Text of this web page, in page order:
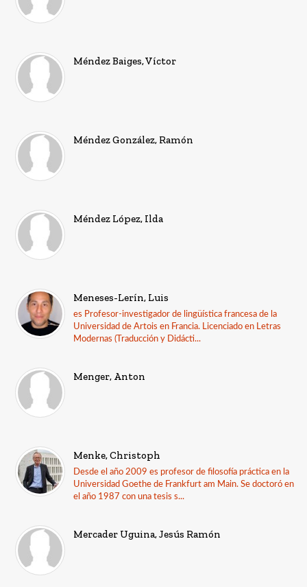
Méndez Baiges, Víctor
Méndez González, Ramón
Méndez López, Ilda
Meneses-Lerín, Luis
es Profesor-investigador de lingüística francesa de la
Universidad de Artois en Francia. Licenciado en Letras
Modernas (Traducción y Didácti...
Menger, Anton
Menke, Christoph
Desde el año 2009 es profesor de filosofía práctica en la
Universidad Goethe de Frankfurt am Main. Se doctoró en
el año 1987 con una tesis s...
Mercader Uguina, Jesús Ramón